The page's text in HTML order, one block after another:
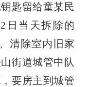
匙留给童某民
日当天拆除的
清除室内旧家
街道城管中队
要房主到城管